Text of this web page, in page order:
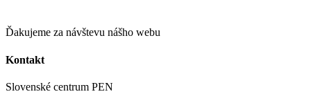
Ďakujeme za návštevu nášho webu
Kontakt
Slovenské centrum PEN